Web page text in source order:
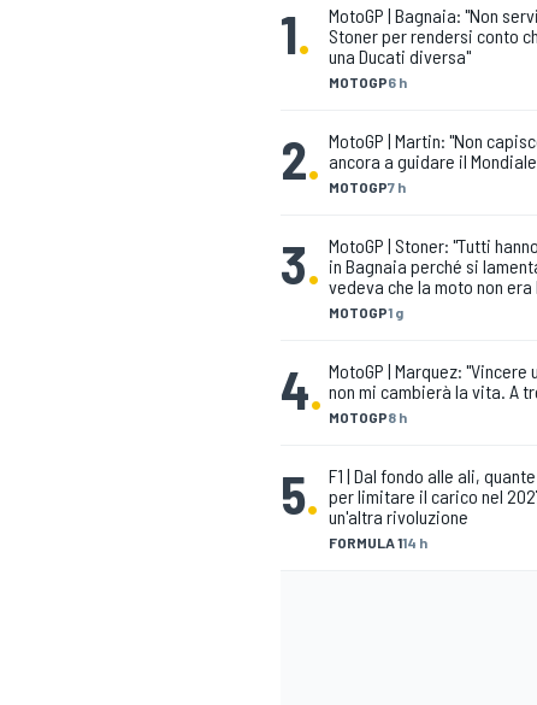
1.
MOTOGP6 h
MotoGP | Bagnaia: "Non
Stoner per rendersi conto
una Ducati diversa"
2. MOTOGP7 h
MotoGP | Martin: "Non
ancora a guidare il
3.
MOTOGP1 g
MotoGP | Stoner: "Tutti
in Bagnaia perché si
vedeva che la moto non
4. MOTOGP8 h
MotoGP | Marquez:
non mi cambierà la vita. A
5.
FORMULA 114 h
F1 | Dal fondo alle ali,
per limitare il carico nel
un'altra rivoluzione